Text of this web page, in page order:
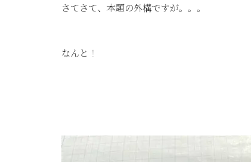
さてさて、本題の外構ですが。。。
なんと！